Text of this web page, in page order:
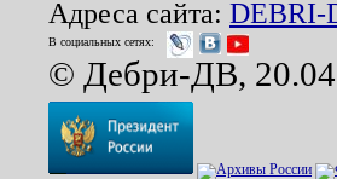
Адреса сайта: DEBRI-
В социальных сетях:
© Дебри-ДВ,